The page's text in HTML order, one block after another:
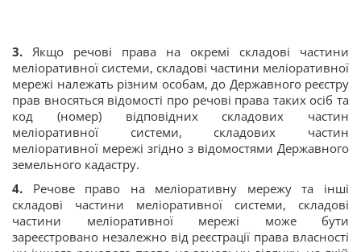
3. Якщо речові права на окремі складові частини
меліоративної системи, складові частини меліоративної
мережі належать різним особам, до Державного реєстру
прав вносяться відомості про речові права таких осіб та
код (номер) відповідних складових частин
меліоративної системи, складових частин
меліоративної мережі згідно з відомостями Державного
земельного кадастру.
4. Речове право на меліоративну мережу та інші
складові частини меліоративної системи, складові
частини меліоративної мережі може бути
зареєстровано незалежно від реєстрації права власності